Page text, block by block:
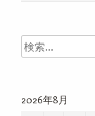
検索
2026年8月